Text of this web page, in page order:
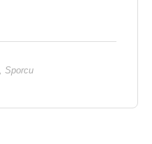
Sporcu